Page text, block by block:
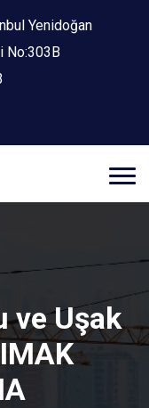
Yenidoğan
No:303B
ve Uşak